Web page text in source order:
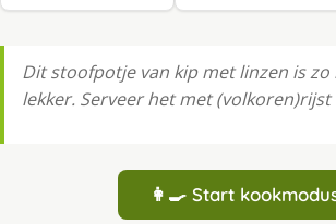
Dit stoofpotje van kip met linzen is zo
lekker. Serveer het met (volkoren)rijst
👩‍🍳 Start